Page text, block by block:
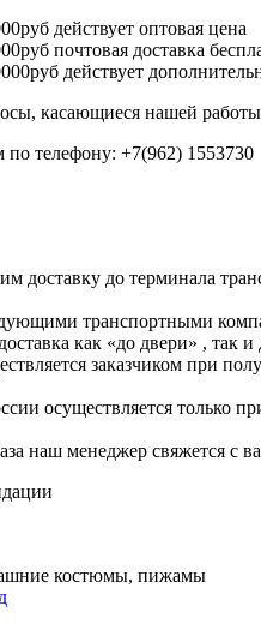
действует оптовая цена
почтовая доставка
действует
касающиеся нашей
по телефону: +7(962) 1553730
доставку до терминала
транспортными
как «до двери» , так
заказчиком при
осуществляется только
наш менеджер свяжется с
костюмы, пижамы